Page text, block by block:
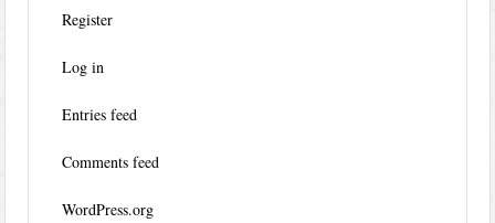
Register
Log in
Entries feed
Comments feed
WordPress.org